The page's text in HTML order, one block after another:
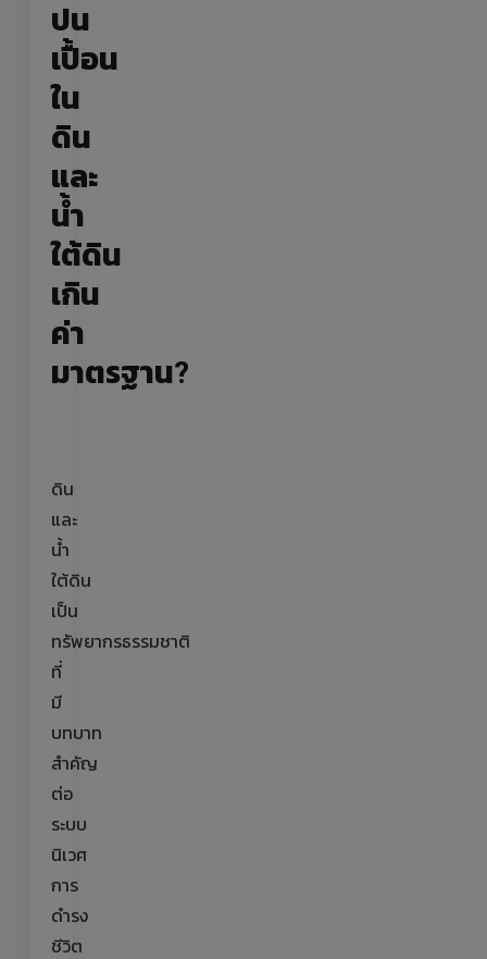
ปน
เปื้อน
ใน
ดิน
และ
น้ำ
ใต้ดิน
เกิน
ค่า
มาตรฐาน?
ดิน
และ
น้ำ
ใต้ดิน
เป็น
ทรัพยากรธรรมชาติ
ที่
มี
บทบาท
สำคัญ
ต่อ
ระบบ
นิเวศ
การ
ดำรง
ชีวิต